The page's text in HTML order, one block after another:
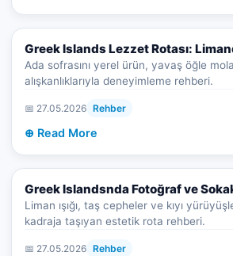
Greek Islands Lezzet Rotası:
Ada sofrasını yerel ürün, yavaş öğle
alışkanlıklarıyla deneyimleme rehberi.
📅 27.05.2026 Rehber
⊕ Read More
Greek Islandsnda Fotoğraf ve
Liman ışığı, taş cepheler ve kıyı
kadraja taşıyan estetik rota rehberi.
📅 27.05.2026 Rehber